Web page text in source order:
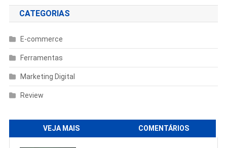
CATEGORIAS
E-commerce
Ferramentas
Marketing Digital
Review
VEJA MAIS COMENTÁRIOS